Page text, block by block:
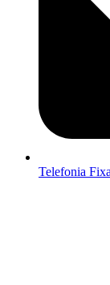
Telefonia